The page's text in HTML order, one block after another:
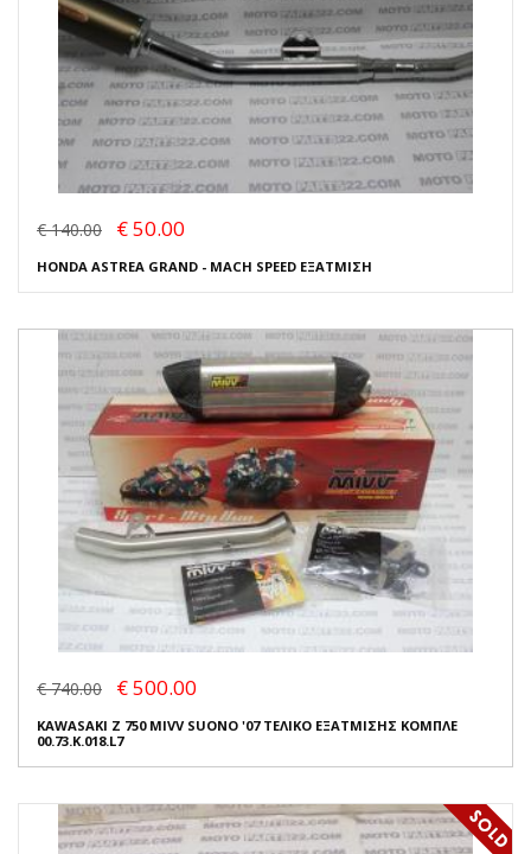
€ 140.00 € 50.00
HONDA ASTREA GRAND - MACH SPEED ΕΞΑΤΜΙΣΗ
€ 740.00 € 500.00
KAWASAKI Z 750 MIVV SUONO '07 ΤΕΛΙΚΟ ΕΞΑΤΜΙΣΗΣ ΚΟΜΠΛΕ
00.73.K.018.L7